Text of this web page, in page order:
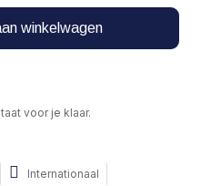
winkelwagen
voor je klaar.
Internationaal